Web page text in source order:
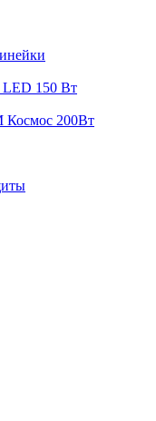
LED 150 Вт
Космос 200Вт